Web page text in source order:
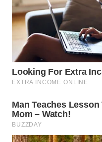
NATUNA
WN
BINTAN
WN
MANDALIKA
WN
LIKUPANG